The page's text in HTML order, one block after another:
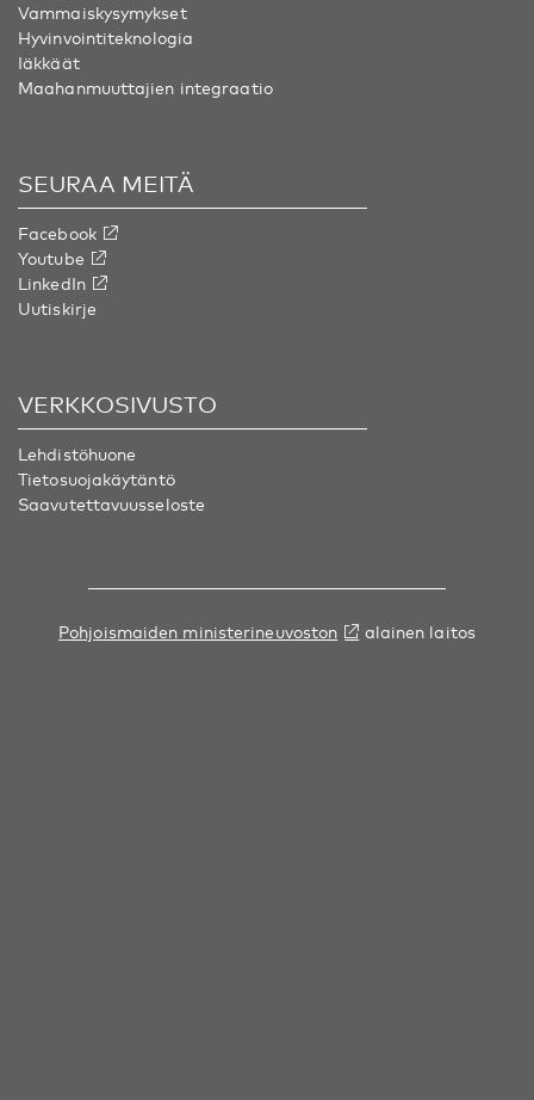
Vammaiskysymykset
Hyvinvointiteknologia
Iäkkäät
Maahanmuuttajien integraatio
SEURAA MEITÄ
Facebook
Youtube
LinkedIn
Uutiskirje
VERKKOSIVUSTO
Lehdistöhuone
Tietosuojakäytäntö
Saavutettavuusseloste
Pohjoismaiden ministerineuvoston alainen laitos